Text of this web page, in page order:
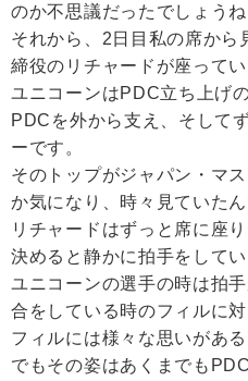
のか不思議だったでしょうね
それから、2日目私の席から
締役のリチャードが座ってい
ユニコーンはPDC立ち上げ
PDCを外から支え、そして
ーです。
そのトップがジャパン・マ
か気になり、時々見ていたん
リチャードはずっと席に座
決めると静かに拍手をしてい
ユニコーンの選手の時は拍
合をしている時のフィルに
フィルには様々な思いがある
でもその姿はあくまでも